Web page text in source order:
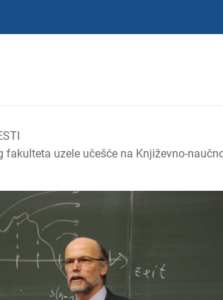
fakulteta uzele učešće na Književno-